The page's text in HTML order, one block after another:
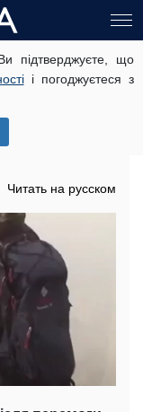
підтверджуєте, що
і погоджуєтеся з
рік
рік, коли
розпочала
Читать на русском